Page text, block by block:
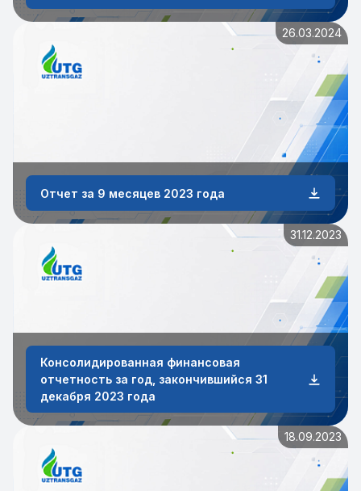
26.03.2024
Отчет за 9 месяцев 2023 года
31.12.2023
Консолидированная финансовая
отчетность за год, закончившийся 31
декабря 2023 года
18.09.2023